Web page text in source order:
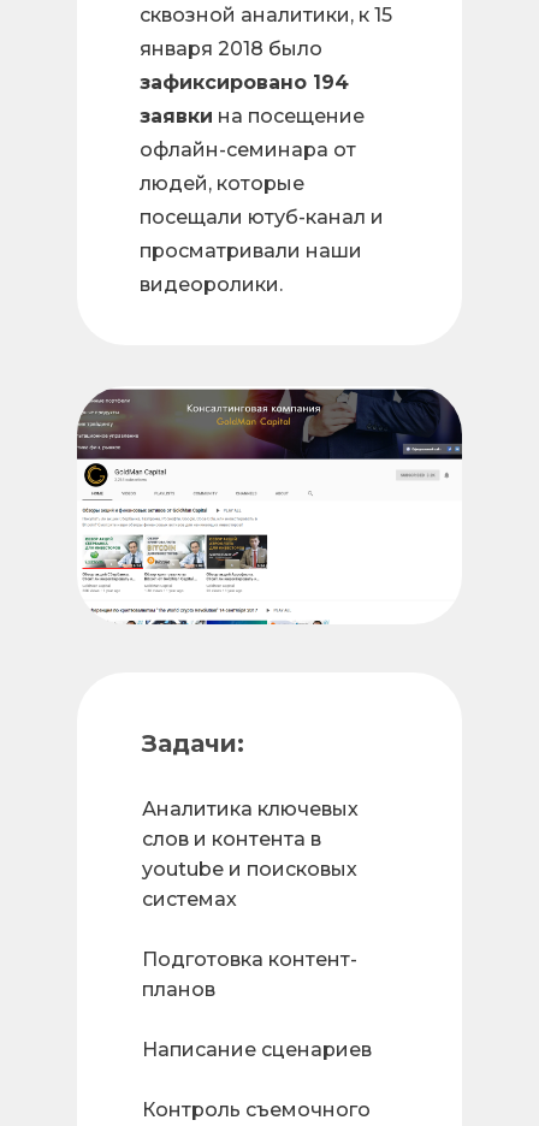
сквозной аналитики, к 15
января 2018 было
зафиксировано 194
заявки на посещение
офлайн-семинара от
людей, которые
посещали ютуб-канал и
просматривали наши
видеоролики.
Аналитика ключевых
слов и контента в
youtube и поисковых
системах
Подготовка контент-
планов
Написание сценариев
Контроль съемочного
Задачи: